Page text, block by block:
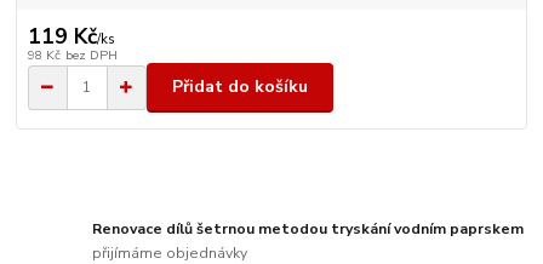
119 Kč/ks
98 Kč bez DPH
Přidat do košíku
Renovace dílů šetrnou metodou tryskání vodním paprskem
přijímáme objednávky